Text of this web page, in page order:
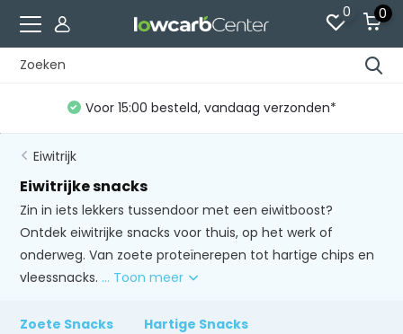
0 0
Gratis verzending vanaf €60 (NL)*
Eiwitrijk
Eiwitrijke snacks
Zin in iets lekkers tussendoor met een eiwitboost?
Ontdek eiwitrijke snacks voor thuis, op het werk of
onderweg. Van zoete proteïnerepen tot hartige chips en
vleessnacks. ... Toon meer
Zoete Snacks Hartige Snacks